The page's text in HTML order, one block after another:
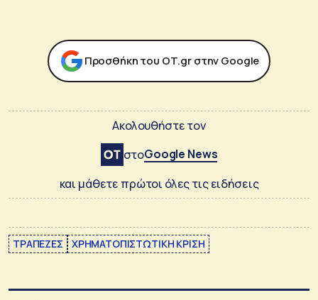
Προσθήκη του ΟΤ.gr στην Google
Ακολουθήστε τον
στοGoogle News
και μάθετε πρώτοι όλες τις ειδήσεις
ΤΡΑΠΕΖΕΣ ΧΡΗΜΑΤΟΠΙΣΤΩΤΙΚΗ ΚΡΙΣΗ